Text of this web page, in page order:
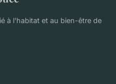
à l'habitat et au bien-être de